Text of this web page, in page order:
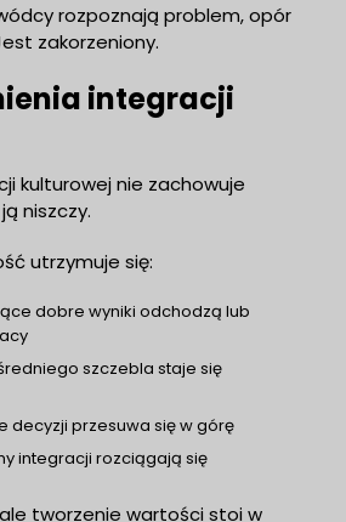
rozpoznają problem, opór
zakorzeniony.
integracji
kulturowej nie zachowuje
niszczy.
utrzymuje się:
dobre wyniki odchodzą lub
szczebla staje się
decyzji przesuwa się w górę
integracji rozciągają się
tworzenie wartości stoi w